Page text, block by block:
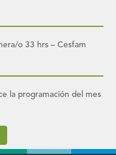
o 33 hrs – Cesfam
la programación del mes